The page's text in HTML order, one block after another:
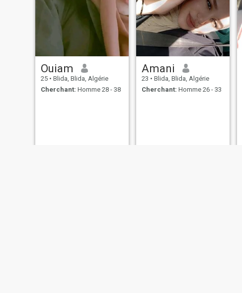
Ouiam
25 • Blida, Blida, Algérie
Cherchant: Homme 28 - 38
Amani
23 • Blida, Blida, Algérie
Cherchant: Homme 26 - 33